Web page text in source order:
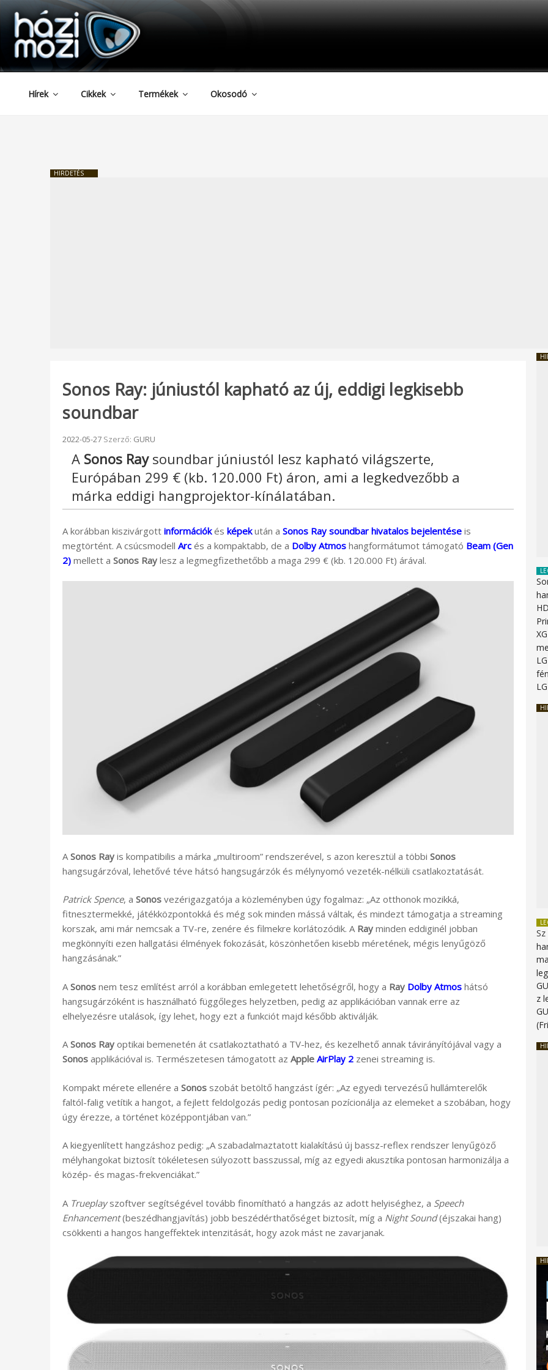
Tartalomhoz
HAZIMOZI
Hírek Cikkek Termékek Okosodó
HIRDETÉS
Sonos Ray: júniustól kapható az új, eddigi legkisebb
soundbar
Beküldve:
2022-05-27 Szerző: GURU
A Sonos Raysoundbar júniustól lesz kapható világszerte,
Európában 299 € (kb. 120.000 Ft) áron, ami a legkedvezőbb a
márka eddigi hangprojektor-kínálatában.
A korábban kiszivárgott információkés képekután a Sonos Ray soundbar hivatalos bejelentése is
megtörtént. A csúcsmodell Arc és a kompaktabb, de a Dolby Atmos hangformátumot támogató Beam (Gen
2) mellett a Sonos Ray lesz a legmegfizethetőbb a maga 299 € (kb. 120.000 Ft) árával.
A Sonos Ray is kompatibilis a márka „multiroom” rendszerével, s azon keresztül a többi Sonos
hangsugárzóval, lehetővé téve hátsó hangsugárzók és mélynyomó vezeték-nélküli csatlakoztatását.
Patrick Spence, a Sonos vezérigazgatója a közleményben úgy fogalmaz: „Az otthonok mozikká,
fitnesztermekké, játékközpontokká és még sok minden mássá váltak, és mindezt támogatja a streaming
korszak, ami már nemcsak a TV-re, zenére és filmekre korlátozódik. A Ray minden eddiginél jobban
megkönnyíti ezen hallgatási élmények fokozását, köszönhetően kisebb méretének, mégis lenyűgöző
hangzásának.”
A Sonos nem tesz említést arról a korábban emlegetett lehetőségről, hogy a Ray Dolby Atmos hátsó
hangsugárzóként is használható függőleges helyzetben, pedig az applikációban vannak erre az
elhelyezésre utalások, így lehet, hogy ezt a funkciót majd később aktiválják.
ASonos Ray optikai bemenetén át csatlakoztatható a TV-hez, és kezelhető annak távirányítójával vagy a
Sonos applikációval is. Természetesen támogatott az Apple AirPlay 2 zenei streaming is.
Kompakt mérete ellenére a Sonos szobát betöltő hangzást ígér: „Az egyedi tervezésű hullámterelők
faltól-falig vetítik a hangot, a fejlett feldolgozás pedig pontosan pozícionálja az elemeket a szobában, hogy
úgy érezze, a történet középpontjában van.”
A kiegyenlített hangzáshoz pedig: „A szabadalmaztatott kialakítású új bassz-reflex rendszer lenyűgöző
mélyhangokat biztosít tökéletesen súlyozott basszussal, míg az egyedi akusztika pontosan harmonizálja a
közép- és magas-frekvenciákat.”
A Trueplayszoftver segítségével tovább finomítható a hangzás az adott helyiséghez, a Speech
Enhancement(beszédhangjavítás) jobb beszédérthatőséget biztosít, míg a Night Sound(éjszakai hang)
csökkenti a hangos hangeffektek intenzitását, hogy azok mást ne zavarjanak.
z